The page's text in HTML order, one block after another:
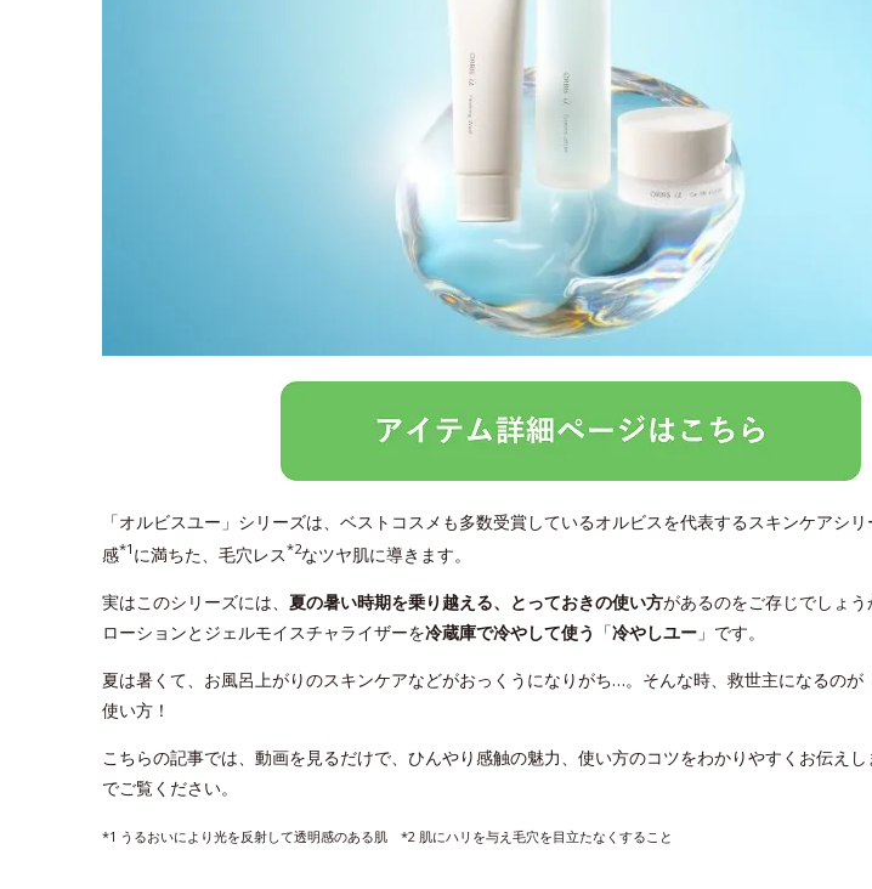
「オルビスユー」シリーズは、ベストコスメも多数受賞しているオルビスを代表するスキンケアシ
感*1 に満ちた、毛穴レス*2なツヤ肌に導きます。
実はこのシリーズには、 夏の暑い時期を乗り越える、とっておきの使い方があるのをご存じでしょ
ローションとジェルモイスチャライザーを冷蔵庫で冷やして使う 「冷やしユー 」です。
夏は暑くて、お風呂上がりのスキンケアなどがおっくうになりがち…。そんな時、救世主になるのが
使い方！
こちらの記事では、動画を見るだけで、ひんやり感触の魅力、使い方のコツをわかりやすくお伝え
でご覧ください。
*1 うるおいにより光を反射して透明感のある肌 *2 肌にハリを与え毛穴を目立たなくすること